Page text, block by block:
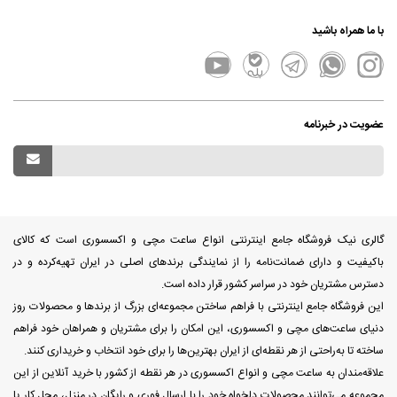
با ما همراه باشید
عضویت در خبرنامه
گالری نیک فروشگاه جامع اینترنتی انواع ساعت مچی و اکسسوری است که کالای
باکیفیت و دارای ضمانت‌نامه را از نمایندگی برندهای اصلی در ایران تهیه‌کرده و در
دسترس مشتریان خود در سراسر کشور قرار داده است.
این فروشگاه جامع اینترنتی با فراهم ساختن مجموعه‌ای بزرگ از برندها و محصولات روز
دنیای ساعت‌های مچی و اکسسوری، این امکان را برای مشتریان و همراهان خود فراهم
ساخته تا به‌راحتی از هر نقطه‌ای از ایران بهترین‌ها را برای خود انتخاب و خریداری کنند.
علاقه‌مندان به ساعت مچی و انواع اکسسوری در هر نقطه از کشور با خرید آنلاین از این